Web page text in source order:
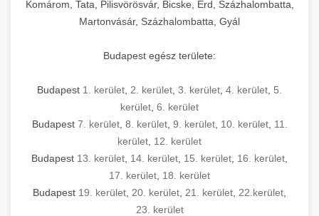
Komárom, Tata, Pilisvörösvár, Bicske, Érd, Százhalombatta,
Martonvásár, Százhalombatta, Gyál
Budapest egész területe:
Budapest 1. kerület 2. kerület 3. kerület 4. kerület 5.
kerület 6. kerület
Budapest 7. kerület, 8. kerület, 9. kerület, 10. kerület, 11.
kerület 12. kerület
Budapest 13. kerület 14. kerület 15. kerület 16. kerület
17. kerület 18. kerület
Budapest 19. kerület 20. kerület 21. kerület 22.kerület
23. kerület